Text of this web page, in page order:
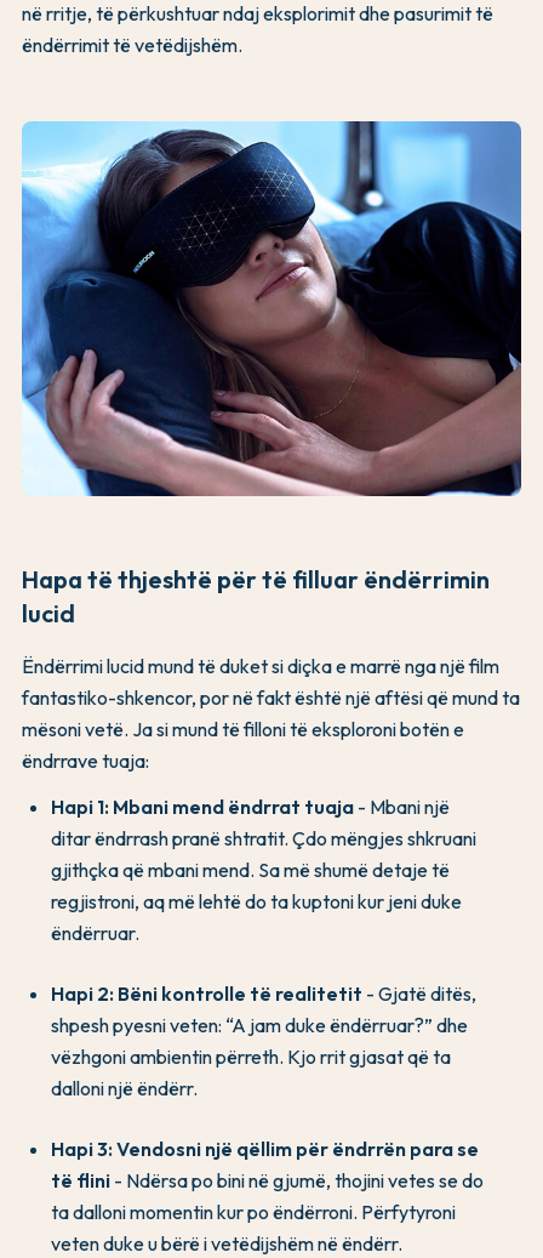
në rritje, të përkushtuar ndaj eksplorimit dhe pasurimit të
ëndërrimit të vetëdijshëm.
Hapa të thjeshtë për të filluar ëndërrimin
lucid
Ëndërrimi lucid mund të duket si diçka e marrë nga një film
fantastiko-shkencor, por në fakt është një aftësi që mund ta
mësoni vetë. Ja si mund të filloni të eksploroni botën e
ëndrrave tuaja:
Hapi 1: Mbani mend ëndrrat tuaja - Mbani një
ditar ëndrrash pranë shtratit. Çdo mëngjes shkruani
gjithçka që mbani mend. Sa më shumë detaje të
regjistroni, aq më lehtë do ta kuptoni kur jeni duke
ëndërruar.
Hapi 2: Bëni kontrolle të realitetit - Gjatë ditës,
shpesh pyesni veten: “A jam duke ëndërruar?” dhe
vëzhgoni ambientin përreth. Kjo rrit gjasat që ta
dalloni një ëndërr.
Hapi 3: Vendosni një qëllim për ëndrrën para se
të flini - Ndërsa po bini në gjumë, thojini vetes se do
ta dalloni momentin kur po ëndërroni. Përfytyroni
veten duke u bërë i vetëdijshëm në ëndërr.